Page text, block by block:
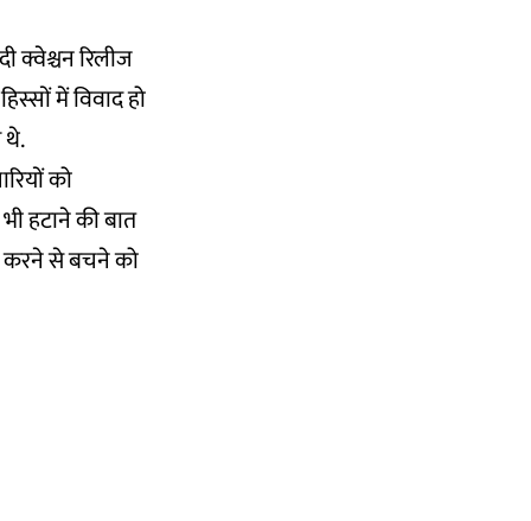
क्वेश्चन रिलीज
में विवाद हो
थे.
को
हटाने की बात
करने से बचने को